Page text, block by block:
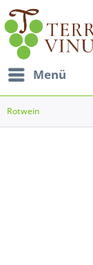
Menü
Rotwein